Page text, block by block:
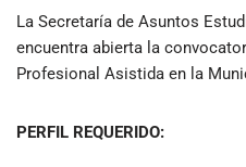
La Secretaría de Asuntos
encuentra abierta la
Profesional Asistida en la
PERFIL REQUERIDO: